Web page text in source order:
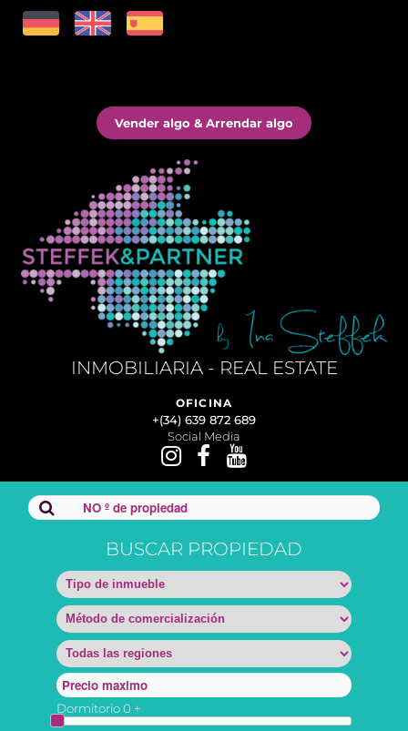
Vender algo & Arrendar algo
INMOBILIARIA - REAL ESTATE
OFICINA
+(34) 639 872 689
Social Media
BUSCAR PROPIEDAD
Dormitorio0 +